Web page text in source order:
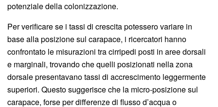
potenziale della colonizzazione.
Per verificare se i tassi di crescita potessero variare in
base alla posizione sul carapace, i ricercatori hanno
confrontato le misurazioni tra cirripedi posti in aree dorsali
e marginali, trovando che quelli posizionati nella zona
dorsale presentavano tassi di accrescimento leggermente
superiori. Questo suggerisce che la micro-posizione sul
carapace, forse per differenze di flusso d’acqua o